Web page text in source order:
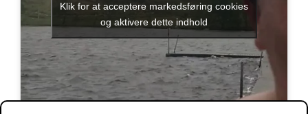
Klik for at acceptere markedsføring cookies
og aktivere dette indhold